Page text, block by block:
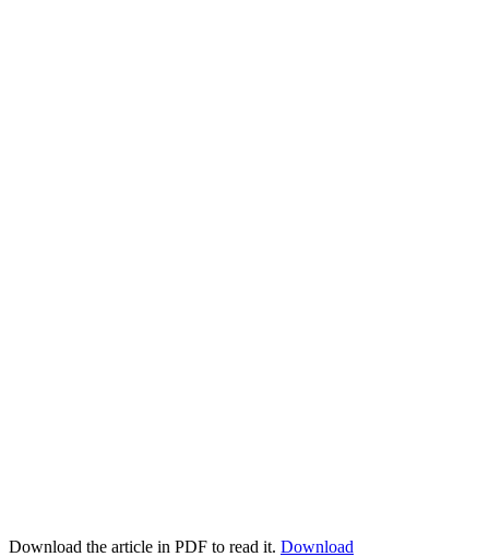
Download the article in PDF to read it. Download